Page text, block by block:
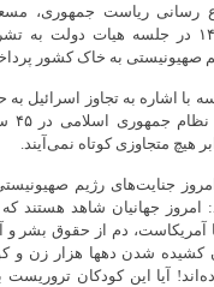
رسانی ریاست جمهوری،
یکشنبه ششم آبان ۱۴۰۳ در جلسه هیات
صهیونیستی به خاک کشور
با اشاره به تجاوز اسرائیل به
هیچ متجاوزی کوتاه نمی‌آیند.
امروز جنایت‌های رژیم
جهانیان شاهد هستند که
آمریکاست، دم از حقوق بشر و
کشیده شدن دهها هزار زن و
آیا این کودکان تروریست